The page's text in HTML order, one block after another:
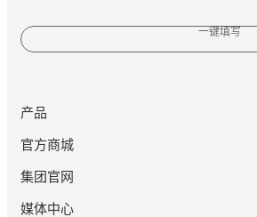
一键填写
产品
官方商城
集团官网
媒体中心